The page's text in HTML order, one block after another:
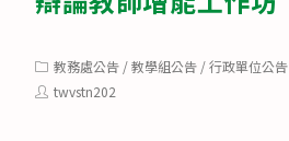
Post
category:
教務處公告 /教學組公告 /行政單位公告
Posttwvstn202